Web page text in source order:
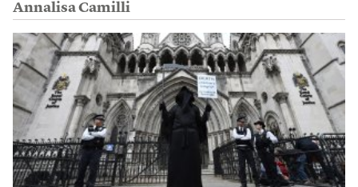
Annalisa Camilli